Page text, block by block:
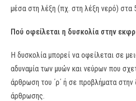
μέσα στη λέξη (πχ. στη λέξη νερό) στα
Πού οφείλεται η δυσκολία στην
Η δυσκολία μπορεί να οφείλεται σε
αδυναμία των μυών και νεύρων που
άρθρωση του ΄ρ΄ ή σε προβλήματα
άρθρωσης.